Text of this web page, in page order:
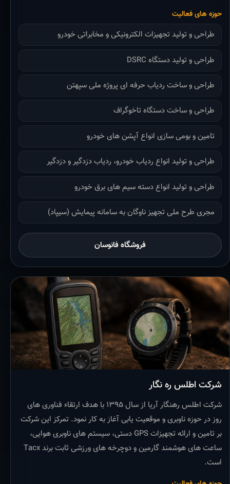
حوزه های فعالیت
طراحی و تولید تجهیزات الکترونیکی و مخابراتی خودرو
طراحی و تولید دستگاه DSRC
طراحی و ساخت ردیاب حرفه ای پروژه ملی سپهتن
طراحی و ساخت دستگاه تاخوگراف
تامین و بومی سازی انواع آپشن های خودرو
طراحی و تولید انواع ردیاب خودرو، ردیاب دزدگیر و دزدگیر
طراحی و تولید انواع دسته سیم های برق خودرو
مجری طرح ملی تجهیز ناوگان به سامانه پیمایش (سیپاد)
فروشگاه فانوسان
شرکت اطلس ره نگار
شرکت اطلس رهنگار آریا از سال ۱۳۹۵ با هدف ارتقاء فناوری های
روز در حوزه ناوبری و موقعیت یابی آغاز به کار نمود. تمرکز این شرکت
بر تامین و ارائه تجهیزات GPS دستی، سیستم های ناوبری هوایی،
ساعت های هوشمند گارمین و دوچرخه های ورزشی ثابت برند Tacx
است.